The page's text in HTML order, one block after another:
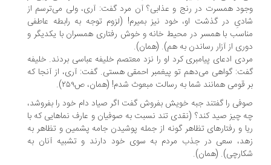
همسرت در رنج و عذابی؟ آن مرد گفت: آری، ولی می‌ترسم از
در گذشت او، خود نیز بمیرم! (لزوم توجه به رابطه عاطفی
با همسر در محیط خانه و خوش رفتاری همسران با یکدیگر و
از آزار رساندن به هم). (همان).
ادعای پیامبری کرد او را نزد معتصم خلیفه عباسی بردند. خلیفه
گواهی می‌دهم تو پیغمبر احمقی هستی. گفت: آری، از آنجا که
قومی همانند شما به رسالت مبعوث شدم! (همان، ص۲۵۹).
را گفتند جبه خویش بفروش گفت اگر صیاد دام خود را بفروشد،
چیز صید کند؟ (نقدی تند نسبت به صوفیان و عارف نماهایی که با
و رفتارهای تظاهر گونه از جمله پوشیدن جامه پشمین و تظاهر به
سعی در جذب مردم به سوی خود دارند و تشبیه آنان به
(همان).